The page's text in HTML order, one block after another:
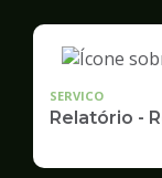
SERVICO
Relatório -